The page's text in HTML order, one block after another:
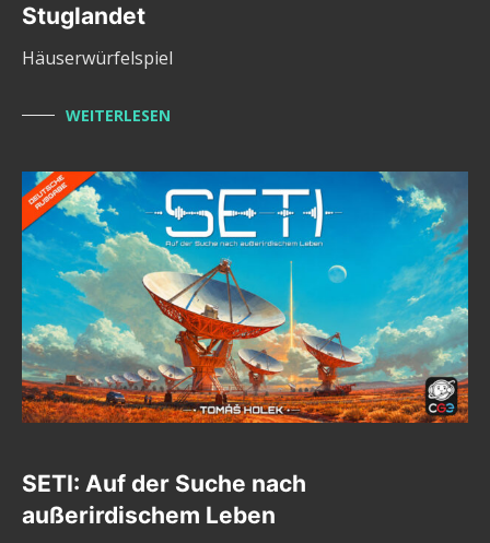
Stuglandet
Häuserwürfelspiel
WEITERLESEN
SETI: Auf der Suche nach
außerirdischem Leben